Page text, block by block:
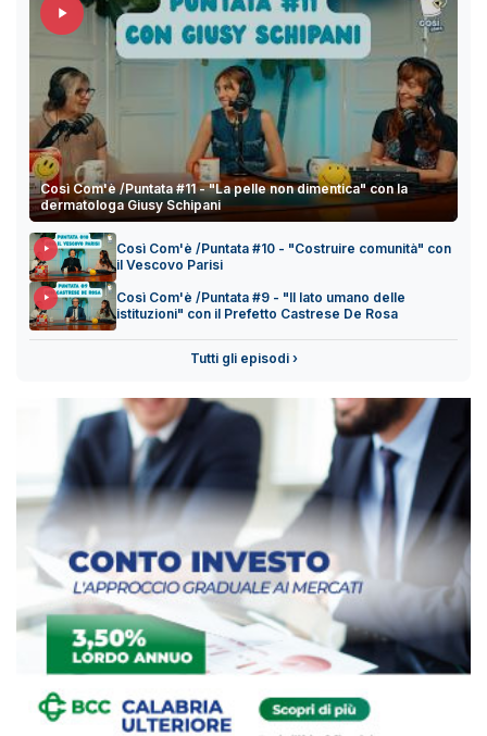
Così Com'è /Puntata #11 - "La pelle non dimentica" con la
dermatologa Giusy Schipani
Così Com'è /Puntata #10 - "Costruire comunità" con
il Vescovo Parisi
Così Com'è /Puntata #9 - "Il lato umano delle
istituzioni" con il Prefetto Castrese De Rosa
Tutti gli episodi ›